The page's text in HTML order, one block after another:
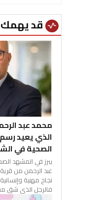
vital_signs قد يهمك
محمد عبد
الذي يعيد
الصحية في
يبرز في المشهد
عبد الرحمن من
نجاح مهنية
فالرجل الذي شق